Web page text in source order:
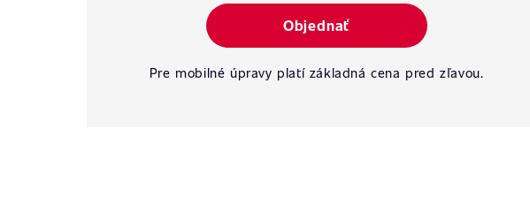
Objednať
Pre mobilné úpravy platí základná cena pred zľavou.